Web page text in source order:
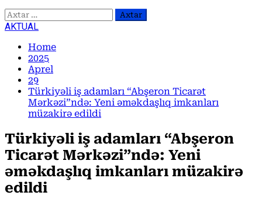
Axtarış:
AKTUAL
Home
2025
Aprel
29
Türkiyəli iş adamları “Abşeron Ticarət
Mərkəzi”ndə: Yeni əməkdaşlıq imkanları
müzakirə edildi
Türkiyəli iş adamları “Abşeron
Ticarət Mərkəzi”ndə: Yeni
əməkdaşlıq imkanları müzakirə
edildi